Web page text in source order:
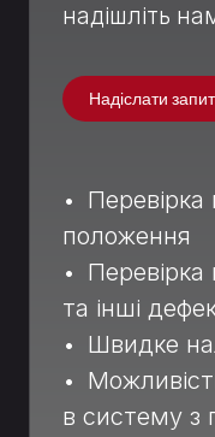
надішліть
Надіслати запит
• Перевірка
положення
• Перевірка
та інші
• Швидке
•
в систему з